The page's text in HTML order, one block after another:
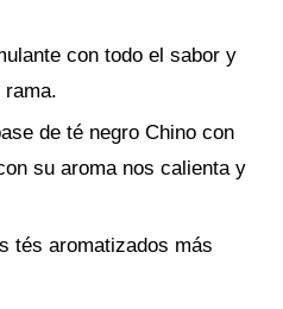
con todo el sabor y
rama.
de té negro Chino con
su aroma nos calienta y
tés aromatizados más